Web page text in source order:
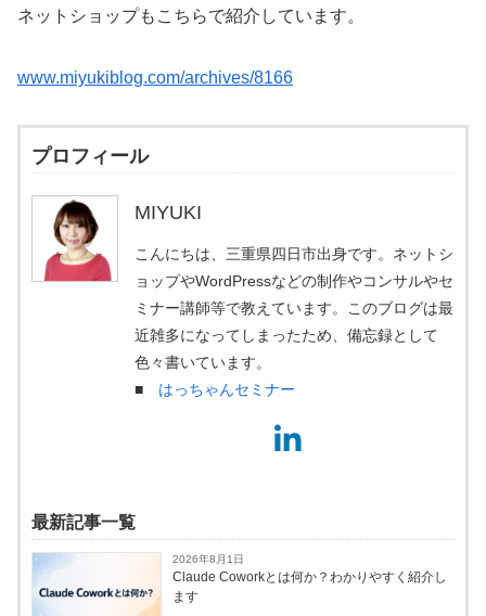
ネットショップもこちらで紹介しています。
www.miyukiblog.com/archives/8166
プロフィール
MIYUKI
こんにちは、三重県四日市出身です。ネットシ
ョップやWordPressなどの制作やコンサルやセ
ミナー講師等で教えています。このブログは最
近雑多になってしまったため、備忘録として
色々書いています。
■ はっちゃんセミナー
最新記事一覧
2026年8月1日
Claude Coworkとは何か？わかりやすく紹介し
ます